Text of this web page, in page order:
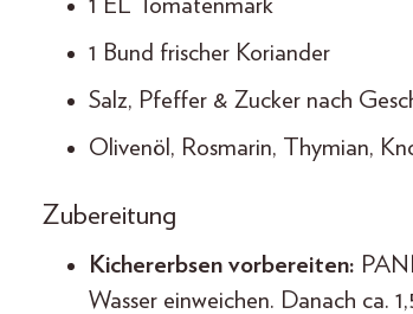
1 Bund frischer Koriander
Salz, Pfeffer & Zucker nach
Olivenöl, Rosmarin, Thymian,
Zubereitung
Kichererbsen vorbereiten:
Wasser einweichen. Danach ca.